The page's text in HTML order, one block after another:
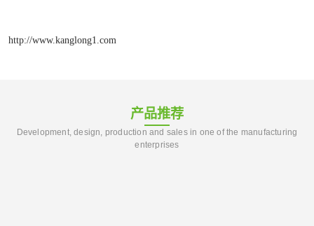
http://www.kanglong1.com
产品推荐
Development, design, production and sales in one of the manufacturing
enterprises